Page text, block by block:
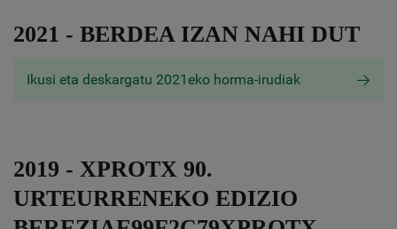
2021 - BERDEA IZAN NAHI DUT
Ikusi eta deskargatu 2021eko horma-irudiak
2019 - XPROTX 90.
URTEURRENEKO EDIZIO